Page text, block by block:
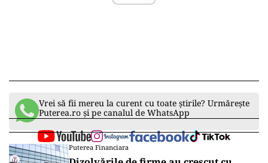
Vrei să fii mereu la curent cu toate știrile? Urmărește
Puterea.ro și pe canalul de WhatsApp
Puterea Financiara